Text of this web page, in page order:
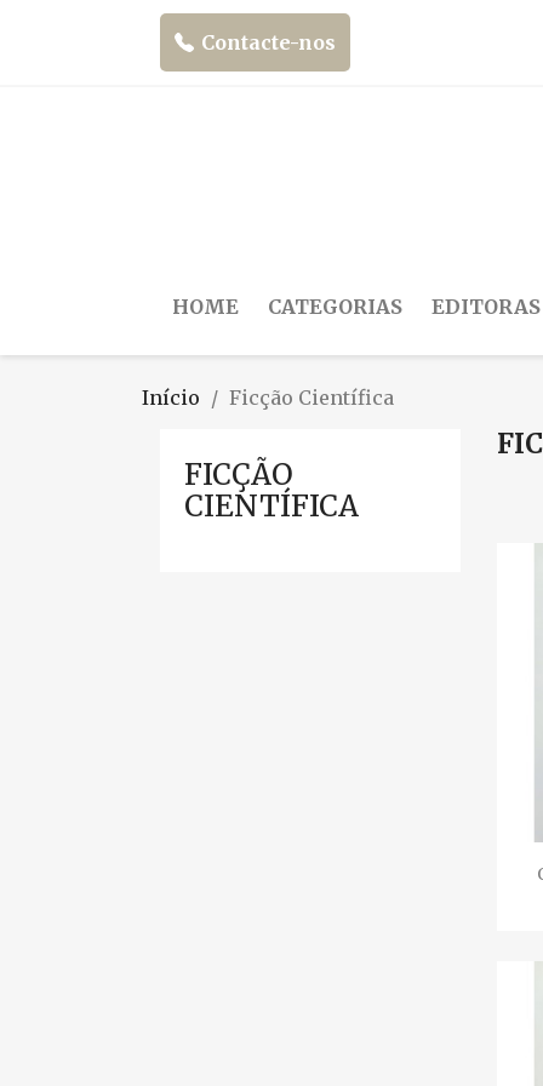
Contacte-nos
HOME CATEGORIAS EDITORAS
Início Ficção Científica
FICÇÃO
CIENTÍFICA